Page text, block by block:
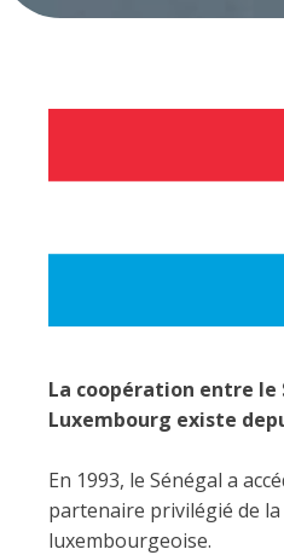
La coopération entre le
Luxembourg existe
En 1993, le Sénégal a
partenaire privilégié de
luxembourgeoise.